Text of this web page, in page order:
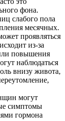
фона.
слабого пола
месячных.
проявляться
из-за
повышения
наблюдаться
внизу живота,
могут
симптомы
гормона